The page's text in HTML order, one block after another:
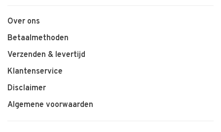
Over ons
Betaalmethoden
Verzenden & levertijd
Klantenservice
Disclaimer
Algemene voorwaarden